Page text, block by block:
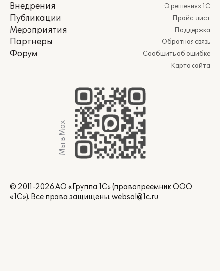
Внедрения
Публикации
Мероприятия
Партнеры
Форум
О решениях 1С
Прайс-лист
Поддержка
Обратная связь
Сообщить об ошибке
Карта сайта
Мы в Max
© 2011-2026 АО «Группа 1С» (правопреемник ООО
«1С»). Все права защищены. websol@1c.ru